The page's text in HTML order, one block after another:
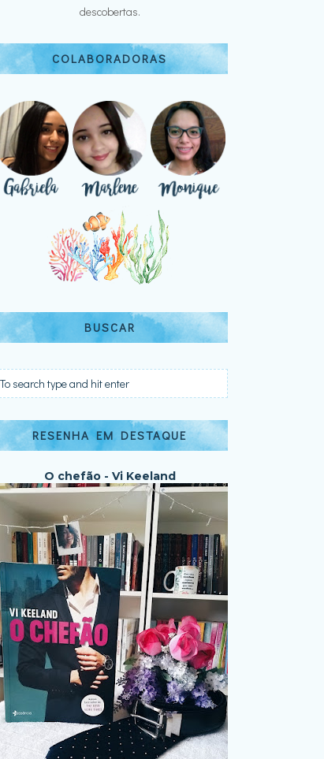
descobertas.
COLABORADORAS
BUSCAR
RESENHA EM DESTAQUE
O chefão - Vi Keeland